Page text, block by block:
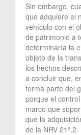
Sin embargo,
que adquiere el
vehículo con el
de patrimonio a
determinaría la
objeto de la
los hechos
a concluir que,
forma parte del
porque el
marco que
que la
de la NRV 21ª.2.